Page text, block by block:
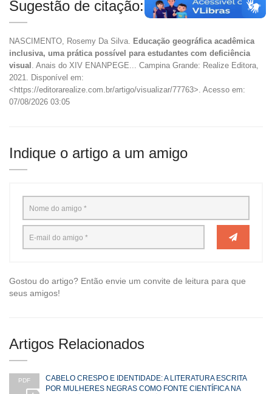
Sugestão de citação:
NASCIMENTO, Rosemy Da Silva. Educação geográfica acadêmica
inclusiva, uma prática possível para estudantes com deficiência
visual . Anais do XIV ENANPEGE... Campina Grande: Realize Editora,
2021. Disponível em:
<https://editorarealize.com.br/artigo/visualizar/77763>. Acesso em:
07/08/2026 03:05
Indique o artigo a um amigo
Gostou do artigo? Então envie um convite de leitura para que
seus amigos!
Artigos Relacionados
PDF
CABELO CRESPO E IDENTIDADE: A LITERATURA ESCRITA
POR MULHERES NEGRAS COMO FONTE CIENTÍFICA NA